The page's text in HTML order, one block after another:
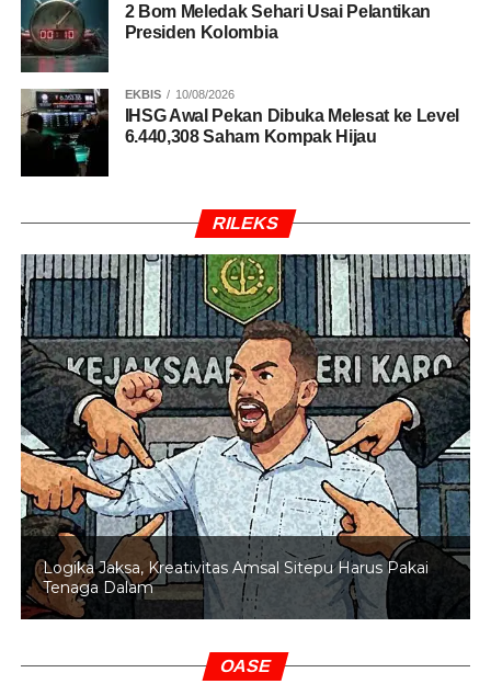
2 Bom Meledak Sehari Usai Pelantikan
Presiden Kolombia
EKBIS 10/08/2026
IHSG Awal Pekan Dibuka Melesat ke Level
6.440,308 Saham Kompak Hijau
RILEKS
Logika Jaksa, Kreativitas Amsal Sitepu Harus Pakai
Tenaga Dalam
OASE